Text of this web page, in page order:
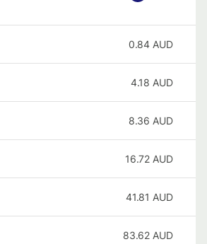
0.84 AUD
4.18 AUD
8.36 AUD
16.72 AUD
41.81 AUD
83.62 AUD